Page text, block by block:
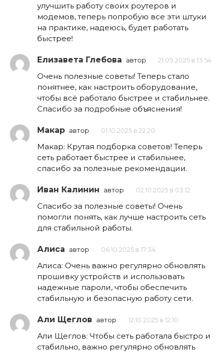
улучшить работу своих роутеров и
модемов, теперь попробую все эти штуки
на практике, надеюсь, будет работать
быстрее!
Елизавета Глебова автор 21.09.2025 в 13:54
Очень полезные советы! Теперь стало
понятнее, как настроить оборудование,
чтобы всё работало быстрее и стабильнее.
Спасибо за подробные объяснения!
Макар автор 01.10.2025 в 22:20
Макар: Крутая подборка советов! Теперь
сеть работает быстрее и стабильнее,
спасибо за полезные рекомендации.
Иван Калинин автор 02.10.2025 в 03:12
Спасибо за полезные советы! Очень
помогли понять, как лучше настроить сеть
для стабильной работы.
Алиса автор 06.10.2025 в 17:34
Алиса: Очень важно регулярно обновлять
прошивку устройств и использовать
надежные пароли, чтобы обеспечить
стабильную и безопасную работу сети.
Али Щеглов автор 12.10.2025 в 12:10
Али Щеглов: Чтобы сеть работала быстро и
стабильно, важно регулярно обновлять